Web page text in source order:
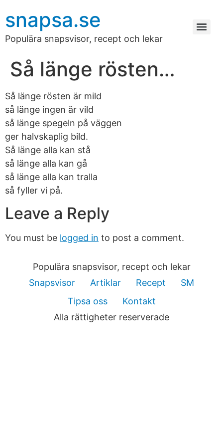
snapsa.se
Populära snapsvisor, recept och lekar
Så länge rösten…
Så länge rösten är mild
så länge ingen är vild
så länge spegeln på väggen
ger halvskaplig bild.
Så länge alla kan stå
så länge alla kan gå
så länge alla kan tralla
så fyller vi på.
Leave a Reply
You must be logged in to post a comment.
Populära snapsvisor, recept och lekar
Snapsvisor
Artiklar Recept
SM
Tipsa oss
Kontakt
Alla rättigheter reserverade